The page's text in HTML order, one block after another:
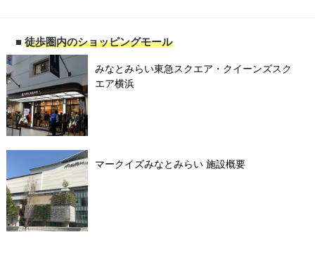
■徒歩圏内のショッピングモール
みなとみらい東急スクエア・クイーンズスク
エア横浜
マークイズみなとみらい 施設概要